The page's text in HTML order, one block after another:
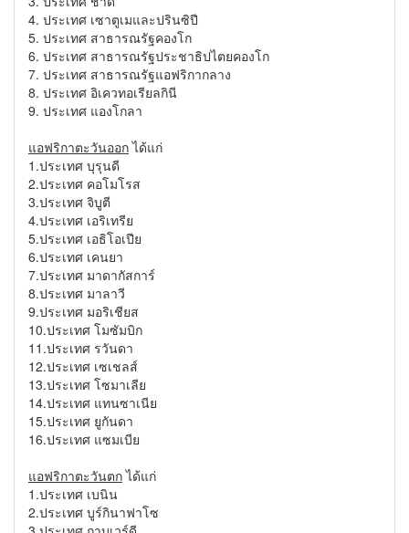
4. ประเทศ เซาตูเมและปรินซิปี
5. ประเทศ สาธารณรัฐคองโก
6. ประเทศ สาธารณรัฐประชาธิปไตยคองโก
7. ประเทศ สาธารณรัฐแอฟริกากลาง
8. ประเทศ อิเควทอเรียลกินี
9. ประเทศ แองโกลา
แอฟริกาตะวันออกได้แก่
1.ประเทศ บุรุนดี
2.ประเทศ คอโมโรส
3.ประเทศ จิบูตี
4.ประเทศ เอริเทรีย
5.ประเทศ เอธิโอเปีย
6.ประเทศ เคนยา
7.ประเทศ มาดากัสการ์
8.ประเทศ มาลาวี
9.ประเทศ มอริเชียส
10.ประเทศ โมซัมบิก
11.ประเทศ รวันดา
12.ประเทศ เซเชลส์
13.ประเทศ โซมาเลีย
14.ประเทศ แทนซาเนีย
15.ประเทศ ยูกันดา
16.ประเทศ แซมเบีย
แอฟริกาตะวันตกได้แก่
1.ประเทศ เบนิน
2.ประเทศ บูร์กินาฟาโซ